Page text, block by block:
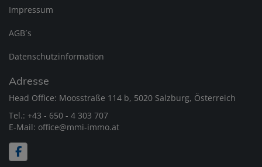
Impressum
AGB´s
Datenschutzinformation
Adresse
Head Office: Moosstraße 114 b, 5020 Salzburg, Österreich
Tel.: +43 - 650 - 4 303 707
E-Mail: office@mmi-immo.at